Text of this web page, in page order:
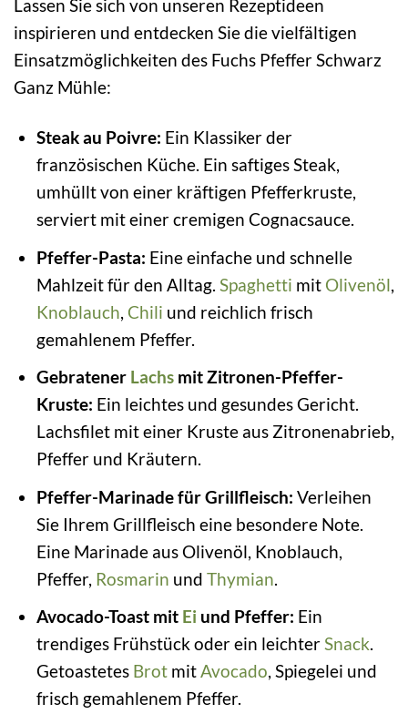
Lassen Sie sich von unseren Rezeptideen
inspirieren und entdecken Sie die vielfältigen
Einsatzmöglichkeiten des Fuchs Pfeffer Schwarz
Ganz Mühle:
Steak au Poivre: Ein Klassiker der
französischen Küche. Ein saftiges Steak,
umhüllt von einer kräftigen Pfefferkruste,
serviert mit einer cremigen Cognacsauce.
Pfeffer-Pasta: Eine einfache und schnelle
Mahlzeit für den Alltag. Spaghetti mit Olivenöl,
Knoblauch, Chili und reichlich frisch
gemahlenem Pfeffer.
Gebratener Lachsmit Zitronen-Pfeffer-
Kruste: Ein leichtes und gesundes Gericht.
Lachsfilet mit einer Kruste aus Zitronenabrieb,
Pfeffer und Kräutern.
Pfeffer-Marinade für Grillfleisch: Verleihen
Sie Ihrem Grillfleisch eine besondere Note.
Eine Marinade aus Olivenöl, Knoblauch,
Pfeffer, Rosmarin und Thymian.
Avocado-Toast mit Ei und Pfeffer: Ein
trendiges Frühstück oder ein leichterSnack.
Getoastetes BrotmitAvocado, Spiegelei und
frisch gemahlenem Pfeffer.